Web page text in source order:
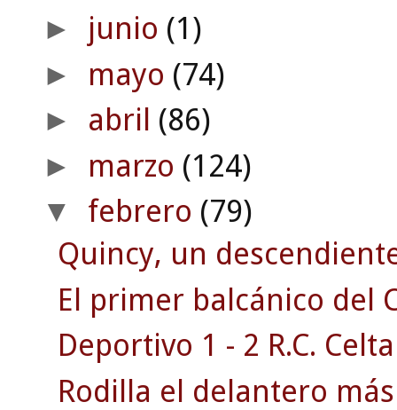
► junio (1)
► mayo (74)
► abril (86)
► marzo (124)
▼ febrero (79)
Quincy, un
El primer balcánico del
Deportivo 1 - 2 R.C. Celta
Rodilla el delantero